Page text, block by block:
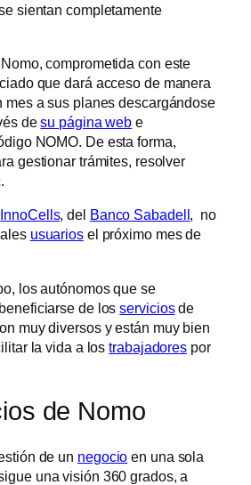
sientan completamente
comprometida con este
que dará acceso de manera
mes a sus planes descargándose
desu página web e
NOMO. De esta forma,
gestionar trámites, resolver
InnoCells, del Banco Sabadell, no
usuariosel próximo mes de
los autónomos que se
de losserviciosde
muy diversos y están muy bien
la vida a lostrabajadores por
de Nomo
de un negocio en una sola
una visión 360 grados, a